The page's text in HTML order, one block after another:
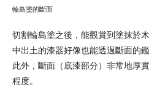
輪島塗的斷面
切割輪島塗之後，能觀賞到塗抹於
中出土的漆器好像也能透過斷面的
此外，斷面（底漆部分）非常地厚
程度。